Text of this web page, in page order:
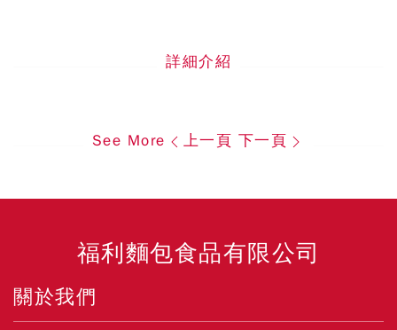
詳細介紹
See More 上一頁 下一頁
福利麵包食品有限公司
關於我們